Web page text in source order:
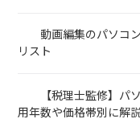
動画編集のパソコ
リスト
【税理士監修】
用年数や価格帯別に解